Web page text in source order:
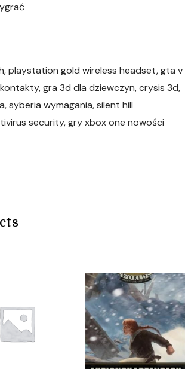
playstation gold wireless headset, gta v
gra 3d dla dziewczyn, crysis 3d,
syberia wymagania, silent hill
security, gry xbox one nowości